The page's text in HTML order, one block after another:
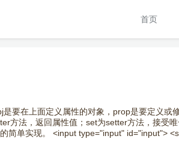
首页
要在上面定义属性的对象，prop是要定义或
方法，返回属性值；set为setter方法，接受唯
简单实现。 <input type="input" id="input">